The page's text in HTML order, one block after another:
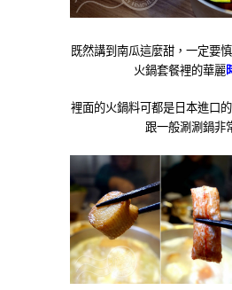
既然講到南瓜這麼甜，一定要
火鍋套餐裡的華麗
裡面的火鍋料可都是日本進口
跟一般涮涮鍋非